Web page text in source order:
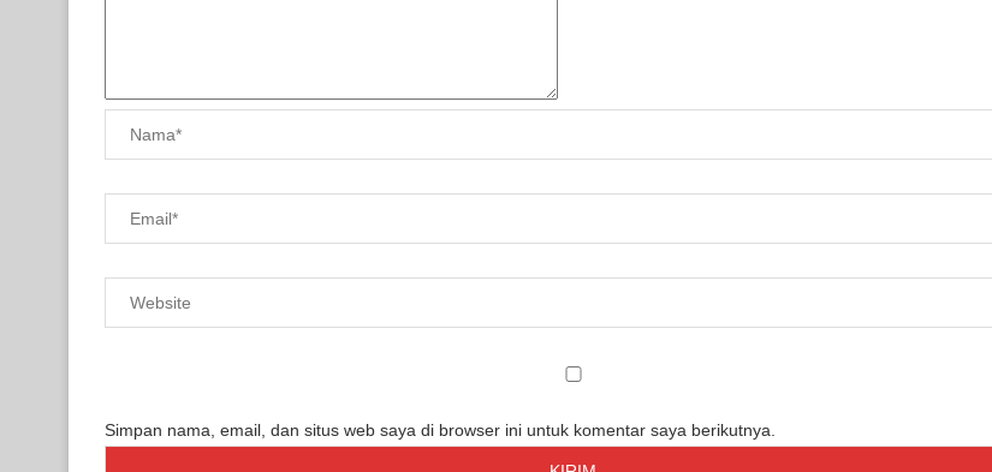
Simpan nama, email, dan situs web saya di browser ini untuk komentar saya berikutnya.